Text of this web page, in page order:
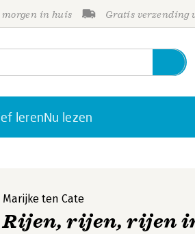
morgen in huis Gratis verzending
lerenNu lezen
Marijke ten Cate
Rijen, rijen, rijen